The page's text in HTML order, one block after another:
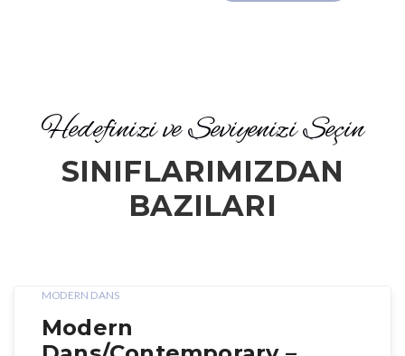
Hedefinizi ve Seviyenizi Seçin
SINIFLARIMIZDAN
BAZILARI
MODERN DANS
Modern